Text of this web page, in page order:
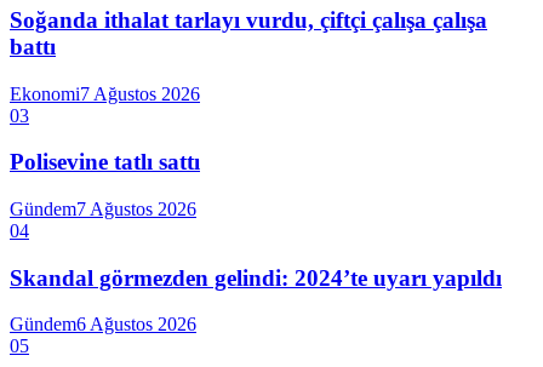
Soğanda ithalat tarlayı vurdu, çiftçi çalışa çalışa
battı
Ekonomi7 Ağustos 2026
03
Polisevine tatlı sattı
Gündem7 Ağustos 2026
04
Skandal görmezden gelindi: 2024’te uyarı yapıldı
Gündem6 Ağustos 2026
05